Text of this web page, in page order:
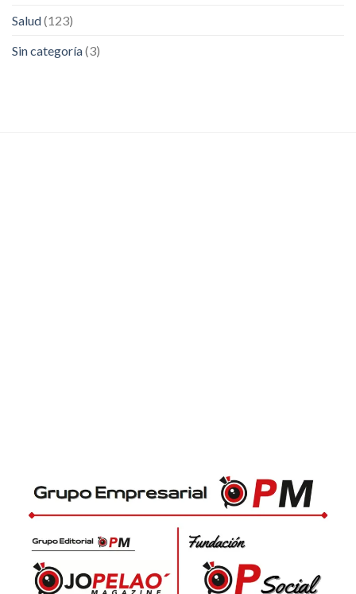
Salud(123)
Sin categoría(3)